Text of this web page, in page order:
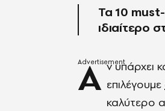
Τα 10
ιδιαίτερο
Α ν υπάρχει
επιλέγουμε
καλύτερο